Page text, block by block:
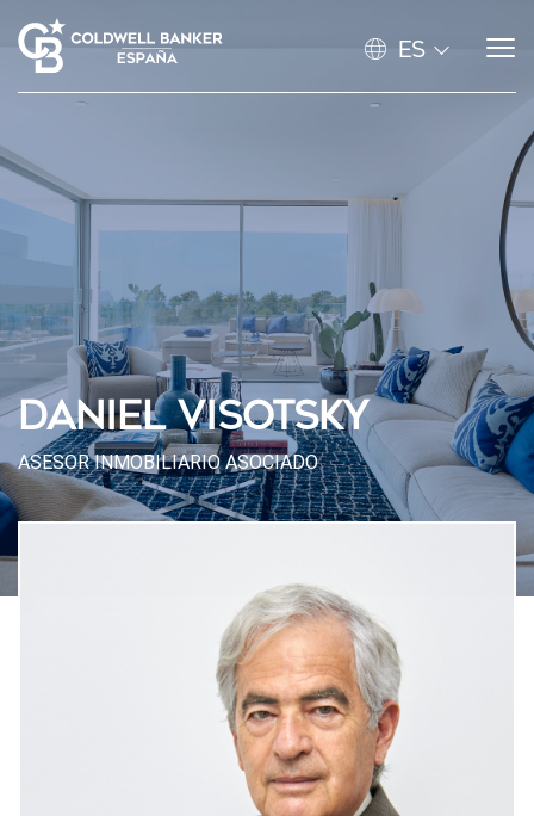
ES
DANIEL VISOTSKY
ASESOR INMOBILIARIO ASOCIADO